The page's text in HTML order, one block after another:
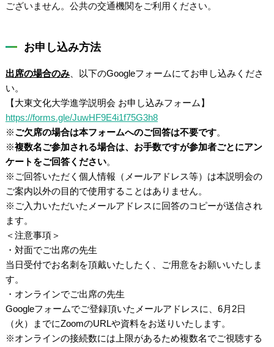
ございません。公共の交通機関をご利用ください。
お申し込み方法
出席の場合のみ、以下のGoogleフォームにてお申し込みくださ
い。
【大東文化大学進学説明会 お申し込みフォーム】
https://forms.gle/JuwHF9E4i1f75G3h8
※ご欠席の場合は本フォームへのご回答は不要です。
※複数名ご参加される場合は、お手数ですが参加者ごとにアン
ケートをご回答ください。
※ご回答いただく個人情報（メールアドレス等）は本説明会の
ご案内以外の目的で使用することはありません。
※ご入力いただいたメールアドレスに回答のコピーが送信され
ます。
＜注意事項＞
・対面でご出席の先生
当日受付でお名刺を頂戴いたしたく、ご用意をお願いいたしま
す。
・オンラインでご出席の先生
Googleフォームでご登録頂いたメールアドレスに、6月2日
（火）までにZoomのURLや資料をお送りいたします。
※オンラインの接続数には上限があるため複数名でご視聴する